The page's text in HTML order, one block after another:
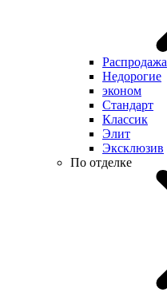
Распродажа
Недорогие
эконом
Стандарт
Классик
Элит
Эксклюзив
По отделке